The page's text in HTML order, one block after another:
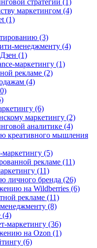
стратегии (1)
маркетингом (4)
(1)
(3)
менеджменту (4)
(1)
маркетингу (1)
рекламе (2)
(4)
(6)
маркетингу (2)
аналитике (4)
креативного мышления
(5)
рекламе (11)
(11)
личного бренда (26)
на Wildberries (6)
рекламе (11)
(8)
(4)
маркетингу (36)
на Ozon (1)
(6)